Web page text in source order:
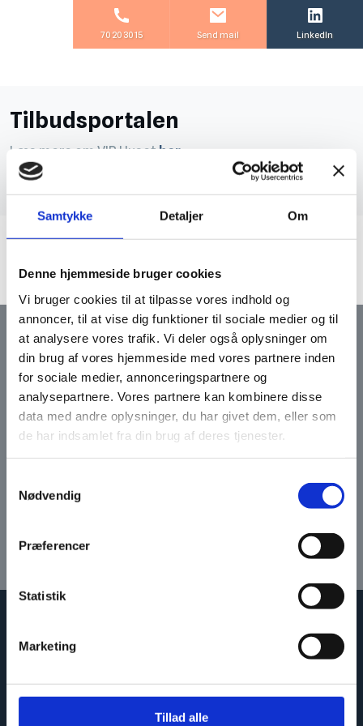
Samtykke Detaljer Om
Denne hjemmeside bruger cookies
Vi bruger cookies til at tilpasse vores indhold og
annoncer, til at vise dig funktioner til sociale medier og til
at analysere vores trafik. Vi deler også oplysninger om
din brug af vores hjemmeside med vores partnere inden
for sociale medier, annonceringspartnere og
analysepartnere. Vores partnere kan kombinere disse
data med andre oplysninger, du har givet dem, eller som
de har indsamlet fra din brug af deres tjenester.
Nødvendig
Præferencer
Statistik
Marketing
Tillad alle
70 20 30 15 Send mail LinkedIn
Tilbudsportal​en
​Læs mere om VIP Huset her
Vi kan også hjælpe dig
I VIP Huset har vi et forstående og accepterende
menneskesyn og vi bestræber os på at møde den unge
med et ønske om at forstå bagom adfærd.
Diakonissestiftelsen